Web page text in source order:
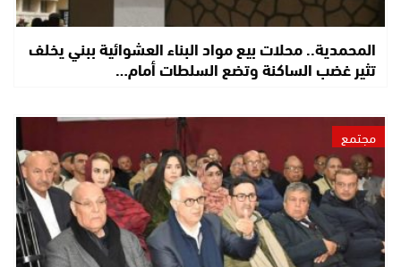
المحمدية.. محلات بيع مواد البناء العشوائية ببني يخلف
تثير غضب الساكنة وتضع السلطات أمام…
مجتمع